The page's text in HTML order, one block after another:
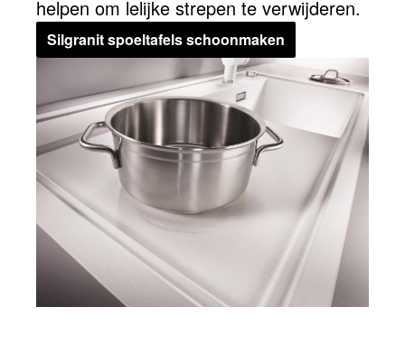
helpen om lelijke strepen te verwijderen.
Silgranit spoeltafels schoonmaken